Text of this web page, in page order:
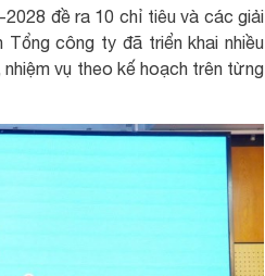
đề ra 10 chỉ tiêu và các giải
Tổng công ty đã triển khai nhiều
vụ theo kế hoạch trên từng